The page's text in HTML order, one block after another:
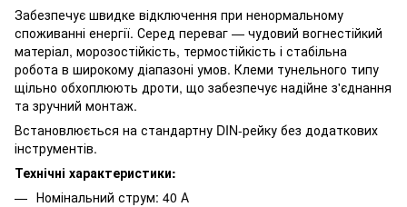
Забезпечує швидке відключення при ненормальному
споживанні енергії. Серед переваг — чудовий вогнестійкий
матеріал, морозостійкість, термостійкість і стабільна
робота в широкому діапазоні умов. Клеми тунельного типу
щільно обхоплюють дроти, що забезпечує надійне з'єднання
та зручний монтаж.
Встановлюється на стандартну DIN-рейку без додаткових
інструментів.
Технічні характеристики:
Номінальний струм: 40 А